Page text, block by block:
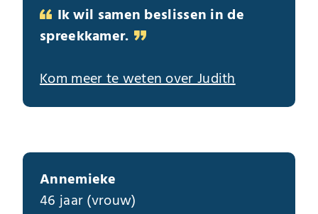
Ik wil samen beslissen in de
spreekkamer.
Kom meer te weten over Judith
Annemieke
46 jaar (vrouw)